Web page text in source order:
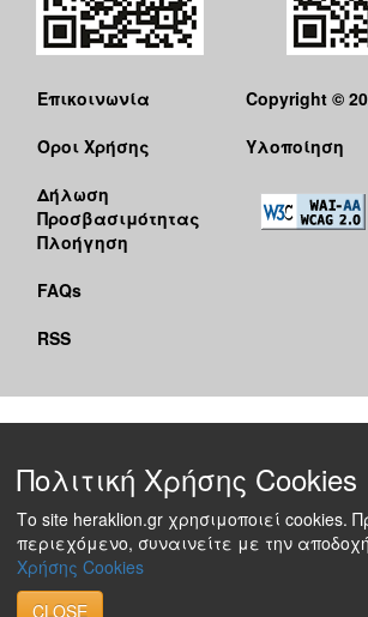
Επικοινωνία
Όροι Χρήσης
Δήλωση
Προσβασιμότητας
Πλοήγηση
FAQs
RSS
Copyright ©
Υλοποίηση
Πολιτική Χρήσης Cookies
Το site heraklion.gr χρησιμοποιεί cookies.
περιεχόμενο, συναινείτε με την
Χρήσης Cookies
CLOSE